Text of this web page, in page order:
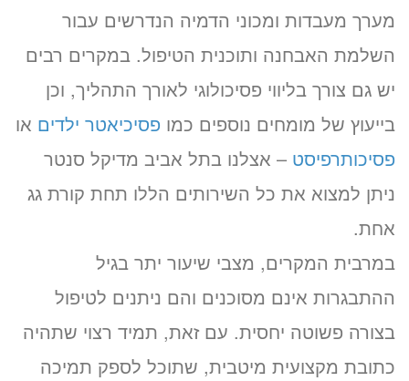
מועדים פנויים. לחצו לבחירת
«
מערך מעבדות ומכוני הדמיה הנדרשים עבור
השלמת האבחנה ותוכנית הטיפול. במקרים רבים
יש גם צורך בליווי פסיכולוגי לאורך התהליך, וכן
בייעוץ של מומחים נוספים כמו פסיכיאטר ילדים או
פסיכותרפיסט – אצלנו בתל אביב מדיקל סנטר
ניתן למצוא את כל השירותים הללו תחת קורת גג
אחת.
במרבית המקרים, מצבי שיעור יתר בגיל
ההתבגרות אינם מסוכנים והם ניתנים לטיפול
בצורה פשוטה יחסית. עם זאת, תמיד רצוי שתהיה
כתובת מקצועית מיטבית, שתוכל לספק תמיכה